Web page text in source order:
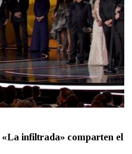
«La infiltrada» comparten el